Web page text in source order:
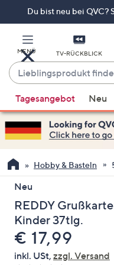
Du bist neu bei QVC?
MENÜ TV-RÜCKBLICK
Lieblingsprodukt
finden
Vorschläge
verfügbar
sind,
verwenden
Sie
die
Pfeiltasten
nach
oben
und
nach
unten
Tagesangebot Neu
Hobby & Basteln
Neu
REDDY
Kinder 37tlg.
Gelöscht
€ 17,99
inkl. USt, zzgl. Versand